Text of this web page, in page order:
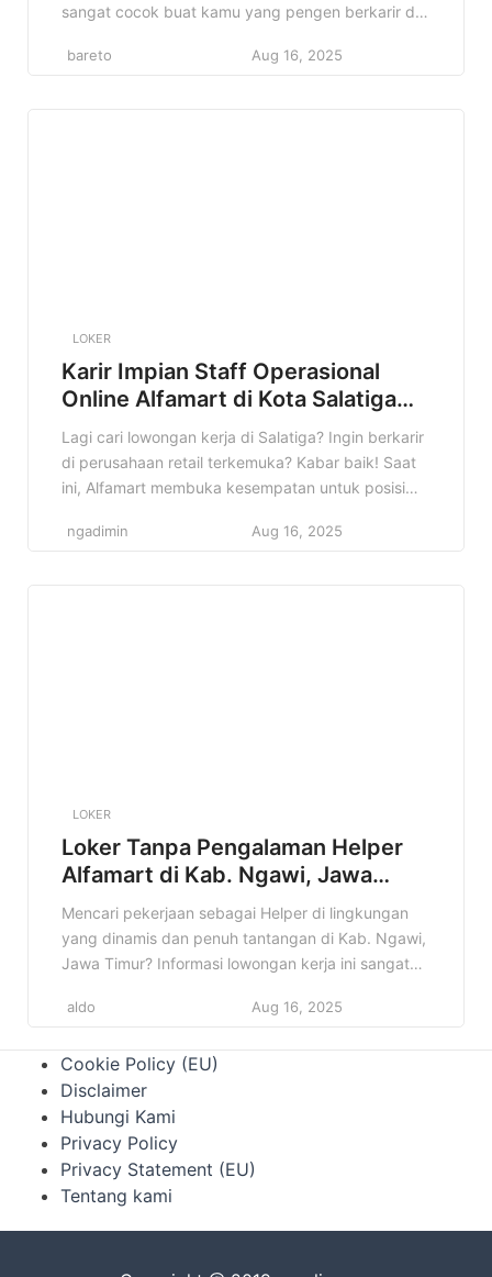
sangat cocok buat kamu yang pengen berkarir di
terbesar di Indonesia. Kenapa konten ini penting?
bareto Aug 16, 2025
LOKER
Karir Impian Staff Operasional
Online Alfamart di Kota Salatiga
Terbaru
Lagi cari lowongan kerja di Salatiga? Ingin berkarir
di perusahaan retail terkemuka? Kabar baik! Saat
ini, Alfamart membuka kesempatan untuk posisi
ini sangat cocok buat kamu yang sedang mencari
ngadimin Aug 16, 2025
LOKER
Loker Tanpa Pengalaman Helper
Alfamart di Kab. Ngawi, Jawa
Timur Terbaru Tahun 2025
Mencari pekerjaan sebagai Helper di lingkungan
yang dinamis dan penuh tantangan di Kab. Ngawi,
Jawa Timur? Informasi lowongan kerja ini sangat
terkemuka di Indonesia, membuka kesempatan
untuk bergabung sebagai Helper. Artikel ini akan
memberikan informasi lengkap mengenai lowongan
Helper Alfamart di […]
aldo Aug 16, 2025
Cookie Policy (EU)
Disclaimer
Hubungi Kami
Privacy Policy
Privacy Statement (EU)
Tentang kami